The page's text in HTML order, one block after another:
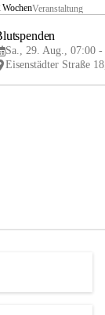
Veranstaltung
Sa., 29. Aug., 07:00 -